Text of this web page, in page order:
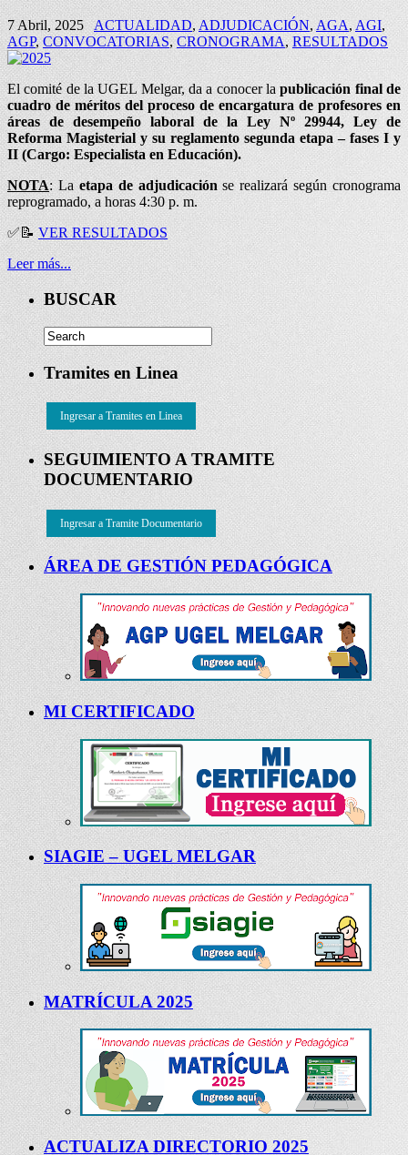
7 Abril, 2025 ACTUALIDAD, ADJUDICACIÓN, AGA, AGI,
AGP,CONVOCATORIAS,CRONOGRAMA,RESULTADOS
El comité de la UGEL Melgar, da a conocer lapublicación final de
cuadro de méritos del proceso de encargatura de profesores en
áreas de desempeño laboral de la Ley Nº 29944, Ley de
Reforma Magisterial y su reglamento segunda etapa – fases I y
II (Cargo: Especialista en Educación).
NOTA: Laetapa de adjudicación se realizará según cronograma
reprogramado, a horas 4:30 p. m.
✅📝VER RESULTADOS
Leer más...
BUSCAR
Tramites en Linea
Ingresar a Tramites en Linea
SEGUIMIENTO A TRAMITE
DOCUMENTARIO
Ingresar a Tramite Documentario
ÁREA DE GESTIÓN PEDAGÓGICA
MI CERTIFICADO
SIAGIE – UGEL MELGAR
MATRÍCULA 2025
ACTUALIZA DIRECTORIO 2025